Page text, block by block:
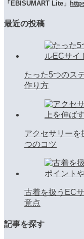
「EBISUMART Lite」
最近の投稿
たった5つのス
作り方
アクセサリーを
つのコツ
古着を扱うEC
意点
記事を探す